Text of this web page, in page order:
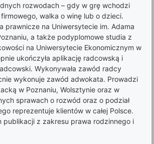
rozwodach – gdy w grę wchodzi
firmowego, walka o winę lub o dzieci.
prawnicze na Uniwersytecie im. Adama
a także podyplomowe studia z
na Uniwersytecie Ekonomicznym w
ukończyła aplikację radcowską i
Wykonywała zawód radcy
wykonuje zawód adwokata. Prowadzi
w Poznaniu, Wolsztynie oraz w
sprawach o rozwód oraz o podział
reprezentuje klientów w całej Polsce.
publikacji z zakresu prawa rodzinnego i